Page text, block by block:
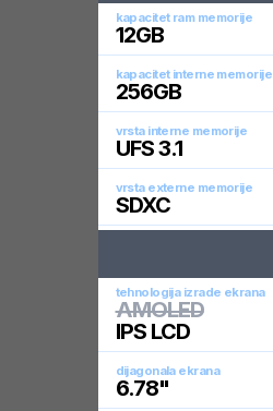
kapacitet ram memorije
12GB
kapacitet interne memorije
256GB
vrsta interne memorije
UFS 3.1
vrsta externe memorije
SDXC
tehnologija izrade ekrana
AMOLED
IPS LCD
dijagonala ekrana
6.78"